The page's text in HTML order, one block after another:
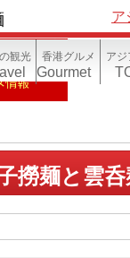
真帳(香港)
ア
撈麺と雲呑
観光 香港グルメ
Gourmet
ア